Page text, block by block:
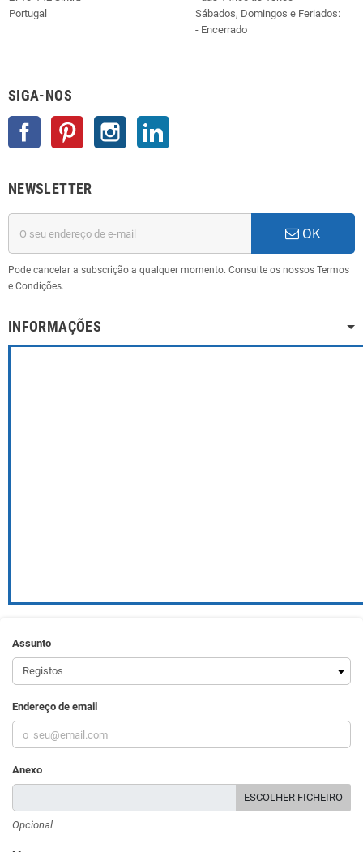
Portugal
Sábados, Domingos e Feriados:
- Encerrado
SIGA-NOS
Facebook Pinterest Instagram
NEWSLETTER
OK
Pode cancelar a subscrição a qualquer momento. Consulte os nossos Termos
e Condições.
INFORMAÇÕES
Assunto
Endereço de email
Anexo
ESCOLHER FICHEIRO
Opcional